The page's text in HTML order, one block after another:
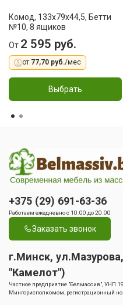
Комод, 133х79x44,5, Бетти
№10, 8 ящиков
От 2 595 руб.
от 77,70 руб./мес
Выбрать
+375 (29) 691-63-36
Работаем ежедневно с 10.00 до 20.00
Заказать звонок
г.Минск,
"Камелот")
Частное предприятие "Белмассив", УНП
Мингорисполкомом, регистрационный